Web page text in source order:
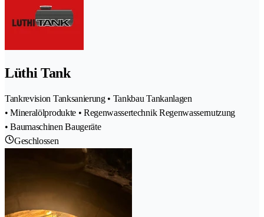
Lüthi Tank
Tankrevision Tanksanierung • Tankbau Tankanlagen
• Mineralölprodukte • Regenwassertechnik Regenwassernutzung
• Baumaschinen Baugeräte
Geschlossen